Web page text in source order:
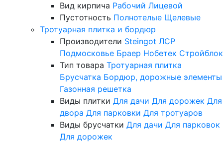
Вид кирпича Рабочий Лицевой
Пустотность Полнотелые Щелевые
Тротуарная плитка и бордюр
Производители Steingot ЛСР
Подмосковье Браер Нобетек Стройблок
Тип товара Тротуарная плитка
Брусчатка Бордюр, дорожные элементы
Газонная решетка
Виды плитки Для дачи Для дорожек Для
двора Для парковки Для тротуаров
Виды брусчатки Для дачи Для парковок
Для дорожек